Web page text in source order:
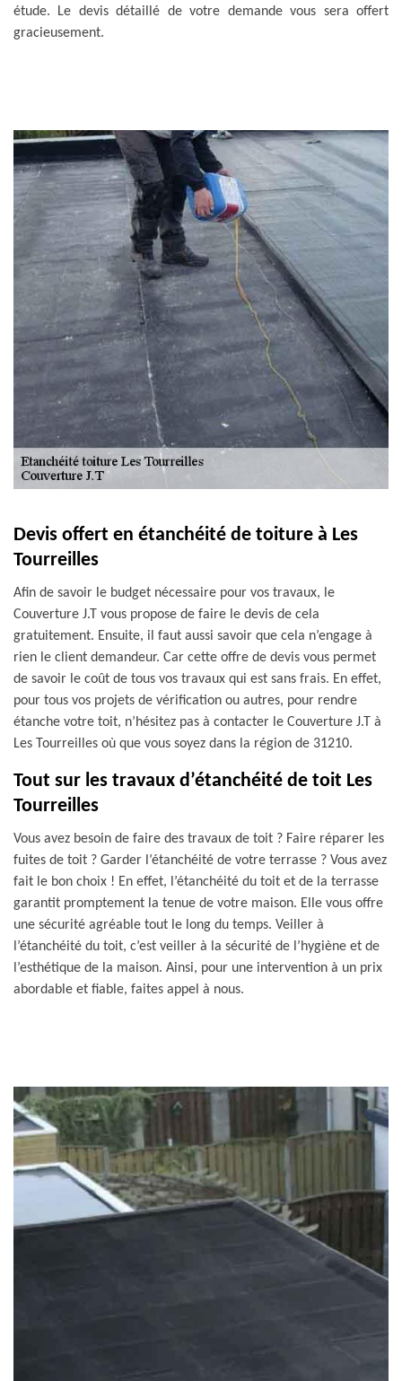
étude. Le devis détaillé de votre demande vous sera offert
gracieusement.
Devis offert en étanchéité de toiture à Les
Tourreilles
Afin de savoir le budget nécessaire pour vos travaux, le
Couverture J.T vous propose de faire le devis de cela
gratuitement. Ensuite, il faut aussi savoir que cela n’engage à
rien le client demandeur. Car cette offre de devis vous permet
de savoir le coût de tous vos travaux qui est sans frais. En effet,
pour tous vos projets de vérification ou autres, pour rendre
étanche votre toit, n’hésitez pas à contacter le Couverture J.T à
Les Tourreilles où que vous soyez dans la région de 31210.
Tout sur les travaux d’étanchéité de toit Les
Tourreilles
Vous avez besoin de faire des travaux de toit ? Faire réparer les
fuites de toit ? Garder l’étanchéité de votre terrasse ? Vous avez
fait le bon choix ! En effet, l’étanchéité du toit et de la terrasse
garantit promptement la tenue de votre maison. Elle vous offre
une sécurité agréable tout le long du temps. Veiller à
l’étanchéité du toit, c’est veiller à la sécurité de l’hygiène et de
l’esthétique de la maison. Ainsi, pour une intervention à un prix
abordable et fiable, faites appel à nous.